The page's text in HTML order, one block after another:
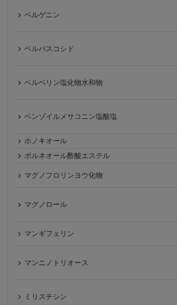
ベルゲニン
ベルバスコシド
ベルベリン塩化物水和物
ベンゾイルメサコニン塩酸塩
ホノキオール
ボルネオール酢酸エステル
マグノフロリンヨウ化物
マグノロール
マンギフェリン
マンニノトリオース
ミリスチシン